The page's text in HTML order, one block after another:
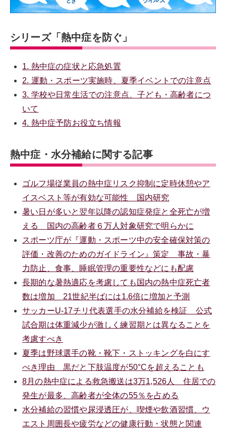
シリーズ「熱中症を防ぐ」
1. 熱中症の症状と応急処置
2. 運動・スポーツ実施時、夏季イベントでの注意点
3. 学校や日常生活での注意点、子ども・高齢者につ
いて
4. 熱中症予防お役立ち情報
熱中症・水分補給に関する記事
ゴルフ場従業員の熱中症リスク抑制に定時休憩やア
イスベスト等が有効な可能性 国内研究
暑い日が多いと翌年以降の認知症発症と全死亡が増
える 国内の高齢者６万人対象研究で明らかに
スポーツ庁が『運動・スポーツ中の安全確保対策の
評価・改善のためのガイドライン』策定 事故・暴
力防止、食事、睡眠管理の重要性などにも配慮
長期的な暑熱適応を考慮しても国内の熱中症死亡者
数は増加 21世紀半ばには1.6倍に増加と予測
サッカーU-17チリ代表選手の水分補給を検証 公式
試合期は体重減少が激しく練習期とは異なることを
考慮すべき
夏季は野球選手の靴・靴下・ストッキングを白にす
べき理由 黒だと下肢温度が50°Cを超えることも
8月の熱中症による救急搬送は3万1,526人 住居での
発生が最多、高齢者が全体の55％を占める
水分補給の習慣や尿浸透圧が、喫煙や飲酒習慣、ウ
エスト周囲長や疲労などの健康行動・状態と関連